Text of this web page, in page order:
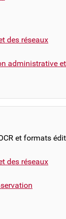
des réseaux
administrative
et formats
des réseaux